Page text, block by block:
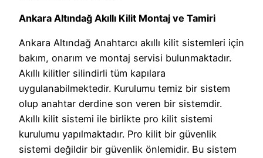
Ankara Altındağ Akıllı Kilit Montaj ve Tamiri
Ankara Altındağ Anahtarcı akıllı kilit sistemleri için
bakım, onarım ve montaj servisi bulunmaktadır.
Akıllı kilitler silindirli tüm kapılara
uygulanabilmektedir. Kurulumu temiz bir sistem
olup anahtar derdine son veren bir sistemdir.
Akıllı kilit sistemi ile birlikte pro kilit sistemi
kurulumu yapılmaktadır. Pro kilit bir güvenlik
sistemi değildir bir güvenlik önlemidir. Bu sistem